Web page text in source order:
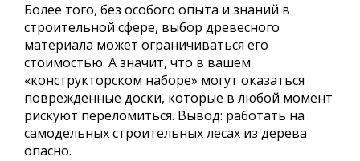
Более того, без особого опыта и знаний в
строительной сфере, выбор древесного
материала может ограничиваться его
стоимостью. А значит, что в вашем
«конструкторском наборе» могут оказаться
поврежденные доски, которые в любой момент
рискуют переломиться. Вывод: работать на
самодельных строительных лесах из дерева
опасно.